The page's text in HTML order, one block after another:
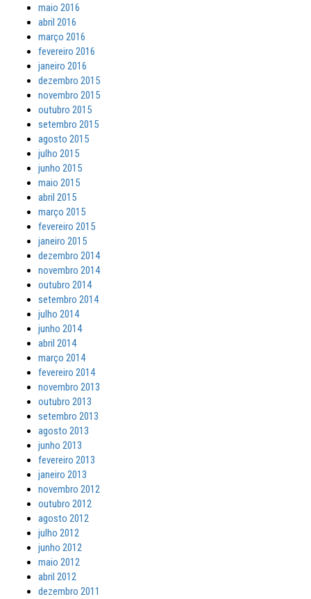
maio 2016
abril 2016
março 2016
fevereiro 2016
janeiro 2016
dezembro 2015
novembro 2015
outubro 2015
setembro 2015
agosto 2015
julho 2015
junho 2015
maio 2015
abril 2015
março 2015
fevereiro 2015
janeiro 2015
dezembro 2014
novembro 2014
outubro 2014
setembro 2014
julho 2014
junho 2014
abril 2014
março 2014
fevereiro 2014
novembro 2013
outubro 2013
setembro 2013
agosto 2013
junho 2013
fevereiro 2013
janeiro 2013
novembro 2012
outubro 2012
agosto 2012
julho 2012
junho 2012
maio 2012
abril 2012
dezembro 2011